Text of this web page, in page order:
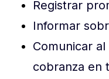
Registrar
Informar
Comunicar
cobranza en